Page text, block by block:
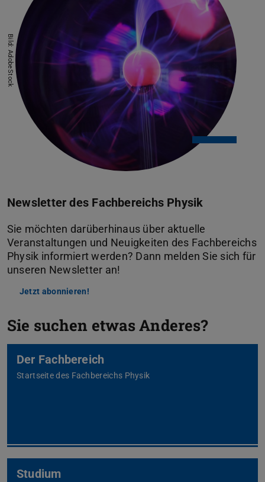
Bild: AdobeStock
Newsletter des Fachbereichs Physik
Sie möchten darüberhinaus über aktuelle
Veranstaltungen und Neuigkeiten des Fachbereichs
Physik informiert werden? Dann melden Sie sich für
unseren Newsletter an!
Jetzt abonnieren!
Sie suchen etwas Anderes?
Der Fachbereich
Startseite des Fachbereichs Physik
Studium